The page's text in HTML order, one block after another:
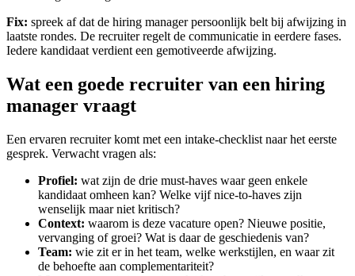
Fix: spreek af dat de hiring manager persoonlijk belt bij afwijzing in
laatste rondes. De recruiter regelt de communicatie in eerdere fases.
Iedere kandidaat verdient een gemotiveerde afwijzing.
Wat een goede recruiter van een hiring
manager vraagt
Een ervaren recruiter komt met een intake-checklist naar het eerste
gesprek. Verwacht vragen als:
Profiel: wat zijn de drie must-haves waar geen enkele
kandidaat omheen kan? Welke vijf nice-to-haves zijn
wenselijk maar niet kritisch?
Context: waarom is deze vacature open? Nieuwe positie,
vervanging of groei? Wat is daar de geschiedenis van?
Team: wie zit er in het team, welke werkstijlen, en waar zit
de behoefte aan complementariteit?